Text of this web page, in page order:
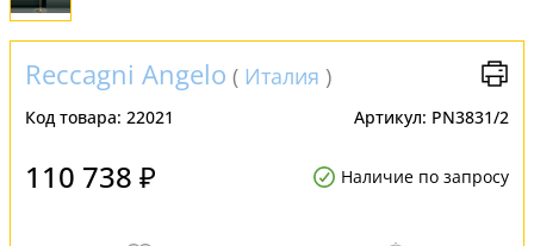
Reccagni Angelo ( Италия )
Код товара: 22021 Артикул: PN3831/2
110 738 ₽ Наличие по запросу